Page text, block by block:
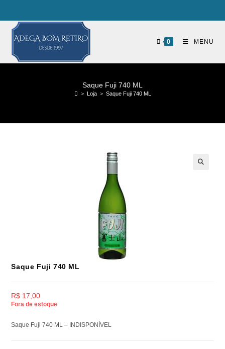
0 MENU
Saque Fuji 740 ML
> Loja > Saque Fuji 740 ML
Saque Fuji 740 ML
R$ 17,00
Fora de estoque
Saque Fuji 740 ML – INDISPONÍVEL